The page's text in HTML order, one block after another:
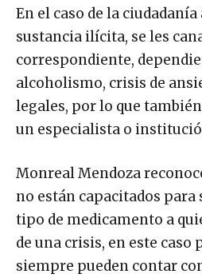
En el caso de la
sustancia ilícita, se les
correspondiente,
alcoholismo, crisis de
legales, por lo que
un especialista o
Monreal Mendoza
no están capacitados
tipo de medicamento a
de una crisis, en este caso
siempre pueden contar